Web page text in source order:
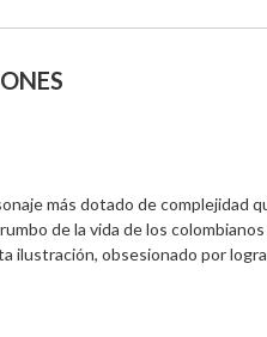
más dotado de complejidad
de la vida de los
obsesionado por